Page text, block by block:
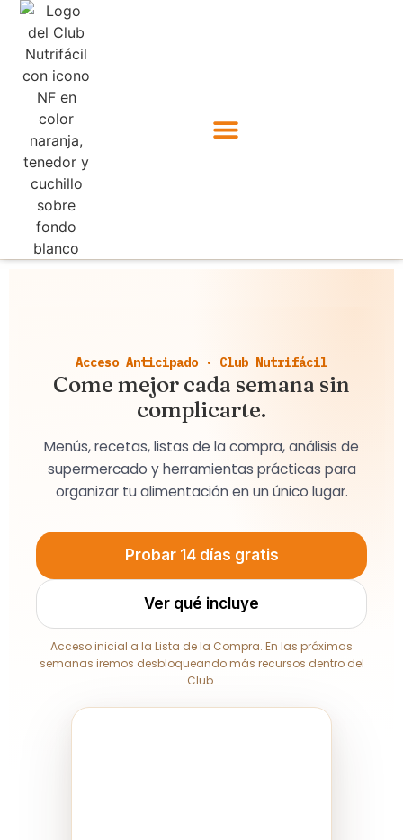
Acceso Anticipado · Club Nutrifácil
Come mejor cada semana sin
complicarte.
Menús, recetas, listas de la compra, análisis de
supermercado y herramientas prácticas para
organizar tu alimentación en un único lugar.
Probar 14 días gratis
Ver qué incluye
Acceso inicial a la Lista de la Compra. En las próximas
semanas iremos desbloqueando más recursos dentro del
Club.